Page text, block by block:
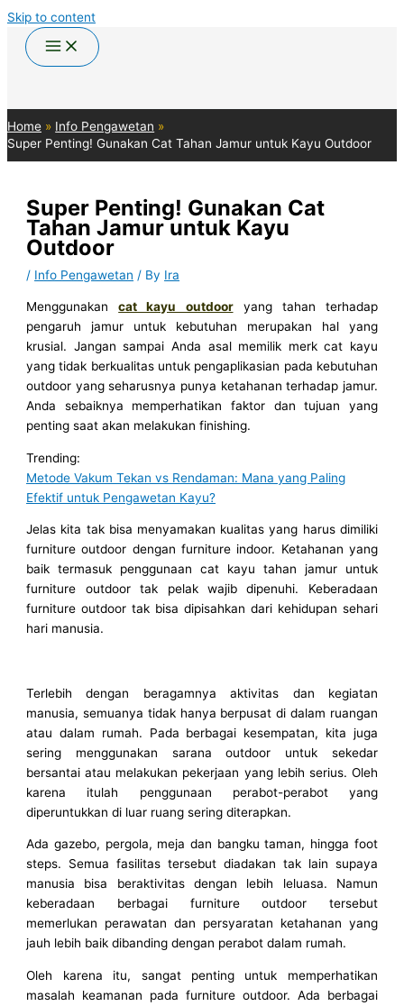
Skip to content
Home
Info Pengawetan
Super Penting! Gunakan Cat Tahan Jamur untuk Kayu Outdoor
Super Penting! Gunakan Cat
Tahan Jamur untuk Kayu
Outdoor
/ Info Pengawetan / By Ira
Menggunakancat kayu outdooryang tahan terhadap
pengaruh jamur untuk kebutuhan merupakan hal yang
krusial. Jangan sampai Anda asal memilik merk cat kayu
yang tidak berkualitas untuk pengaplikasian pada kebutuhan
outdoor yang seharusnya punya ketahanan terhadap jamur.
Anda sebaiknya memperhatikan faktor dan tujuan yang
penting saat akan melakukan finishing.
Trending:
Metode Vakum Tekan vs Rendaman: Mana yang Paling
Efektif untuk Pengawetan Kayu?
Jelas kita tak bisa menyamakan kualitas yang harus dimiliki
furniture outdoor dengan furniture indoor. Ketahanan yang
baik termasuk penggunaan cat kayu tahan jamur untuk
furniture outdoor tak pelak wajib dipenuhi. Keberadaan
furniture outdoor tak bisa dipisahkan dari kehidupan sehari
hari manusia.
Terlebih dengan beragamnya aktivitas dan kegiatan
manusia, semuanya tidak hanya berpusat di dalam ruangan
atau dalam rumah. Pada berbagai kesempatan, kita juga
sering menggunakan sarana outdoor untuk sekedar
bersantai atau melakukan pekerjaan yang lebih serius. Oleh
karena itulah penggunaan perabot-perabot yang
diperuntukkan di luar ruang sering diterapkan.
Ada gazebo, pergola, meja dan bangku taman, hingga foot
steps. Semua fasilitas tersebut diadakan tak lain supaya
manusia bisa beraktivitas dengan lebih leluasa. Namun
keberadaan berbagai furniture outdoor tersebut
memerlukan perawatan dan persyaratan ketahanan yang
jauh lebih baik dibanding dengan perabot dalam rumah.
Oleh karena itu, sangat penting untuk memperhatikan
masalah keamanan pada furniture outdoor. Ada berbagai